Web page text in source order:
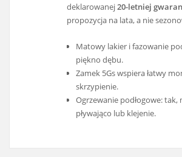
deklarowanej20-letniej
propozycja na lata, a nie
Matowy lakier i fazowanie
piękno dębu.
Zamek 5Gs wspiera łatwy
skrzypienie.
Ogrzewanie podłogowe: tak,
pływająco lub klejenie.